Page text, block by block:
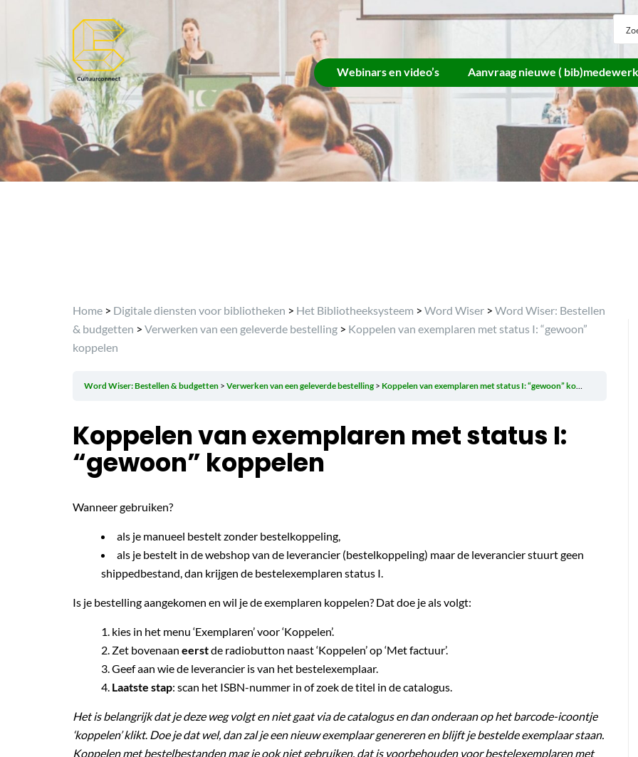
Webinars en video’s Aanvraag nieuwe (
Home > Digitale diensten voor bibliotheken > Het Bibliotheeksysteem > Word Wiser > Word Wiser: Bestellen
& budgetten > Verwerken van een geleverde bestelling > Koppelen van exemplaren met status I: “gewoon”
koppelen
Word Wiser: Bestellen & budgetten Verwerken van een geleverde bestelling Koppelen van exemplaren met status I: “gewoon” koppelen
Koppelen van exemplaren met status I:
“gewoon” koppelen
Wanneer gebruiken?
als je manueel bestelt zonder bestelkoppeling,
als je bestelt in de webshop van de leverancier (bestelkoppeling) maar de leverancier stuurt geen
shippedbestand, dan krijgen de bestelexemplaren status I.
Is je bestelling aangekomen en wil je de exemplaren koppelen? Dat doe je als volgt:
kies in het menu ‘Exemplaren’ voor ‘Koppelen’.
Zet bovenaan eerstde radiobutton naast ‘Koppelen’ op ‘Met factuur’.
Geef aan wie de leverancier is van het bestelexemplaar.
Laatste stap: scan het ISBN-nummer in of zoek de titel in de catalogus.
Het is belangrijk dat je deze weg volgt en niet gaat via de catalogus en dan onderaan op het barcode-icoontje
‘koppelen’ klikt. Doe je dat wel, dan zal je een nieuw exemplaar genereren en blijft je bestelde exemplaar staan.
Koppelen met bestelbestanden mag je ook niet gebruiken, dat is voorbehouden voor bestelexemplaren met